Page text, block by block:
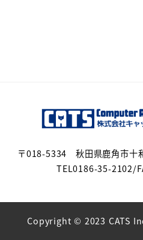
〒018-5334 秋田県鹿角市十
TEL0186-35-2102/
Copyright © 2023 CATS